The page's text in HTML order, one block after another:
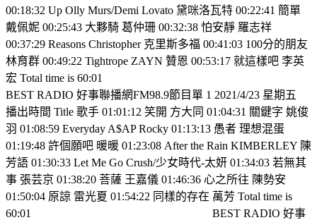
00:18:32 Up Olly Murs/Demi Lovato 黛咪洛瓦特 00:22:41 簡單
戴佩妮 00:25:43 大夥騎 葛仲珊 00:32:38 怕安靜 羅志祥
00:37:29 Reasons Christopher 克里斯多福 00:41:03 100分的朋友
林育群 00:49:22 Tightrope ZAYN 贊恩 00:53:17 就這樣吧 李英
宏 Total time is 60:01
BEST RADIO 好事聯播網FM98.9節目單 1 2021/4/23 星期五
播出時間 Title 歌手 01:01:12 笑開 方大同 01:04:31 關鍵字 姚俊
羽 01:08:59 Everyday A$AP Rocky 01:13:13 愚者 理想混蛋
01:19:48 許個願吧 暖暖 01:23:08 After the Rain KIMBERLEY 陳
芳語 01:30:33 Let Me Go Crush/少女時代-太妍 01:34:03 若無其
事 張芸京 01:38:20 菩薩 王嘉儀 01:46:36 心之所往 陳勢安
01:50:04 原諒 雷光夏 01:54:22 同樣的存在 萬芳 Total time is
60:01
BEST RADIO 好事